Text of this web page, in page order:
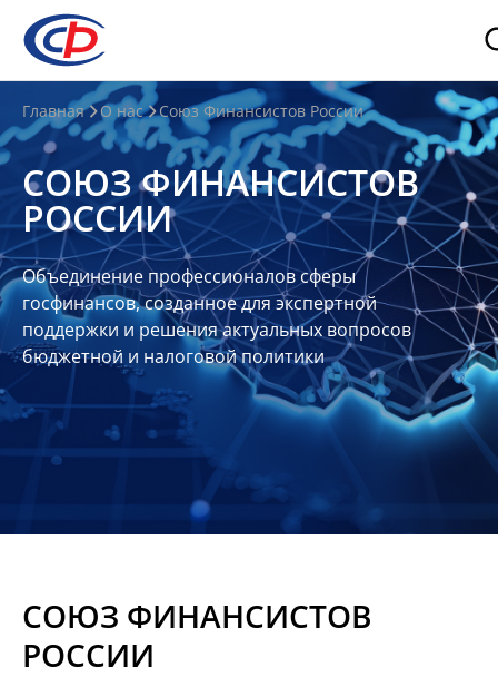
О
нас
О
СФР
Совет
Союза
Участники
Планы
отчеты
Контакты
Материалы
Главная О нас Союз Финансистов России
СОЮЗ ФИНАНСИСТОВ
РОССИИ
Объединение профессионалов сферы
госфинансов, созданное для экспертной
поддержки и решения актуальных вопросов
бюджетной и налоговой политики
СОЮЗ ФИНАНСИСТОВ
РОССИИ